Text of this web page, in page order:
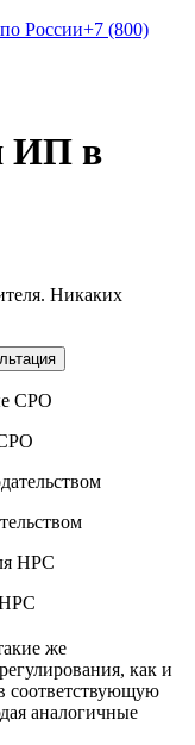
России+7 (800)
ИП в
Никаких
НРС
же
как и
соответствующую
аналогичные